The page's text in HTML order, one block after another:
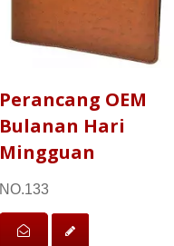
Perancang OEM
Bulanan Hari
Mingguan
NO.133